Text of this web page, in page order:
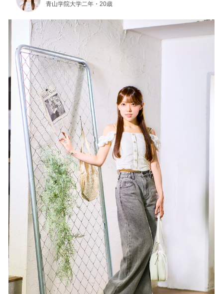
青山学院大学二年・20歳